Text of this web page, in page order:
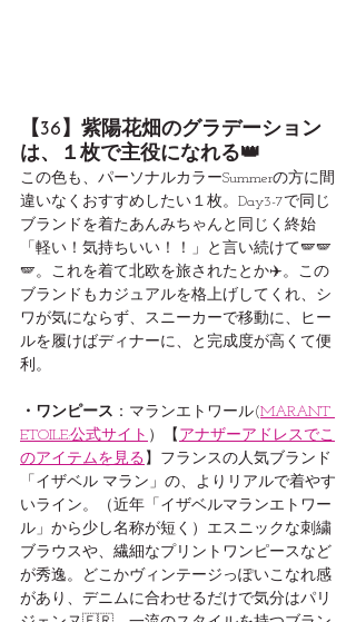
【36】紫陽花畑のグラデーション
は、１枚で主役になれる👑
この色も、パーソナルカラーSummerの方に間
違いなくおすすめしたい１枚。Day3-7で同じ
ブランドを着たあんみちゃんと同じく終始
「軽い！気持ちいい！！」と言い続けて🪽🪽
🪽。これを着て北欧を旅されたとか✈️。この
ブランドもカジュアルを格上げしてくれ、シ
ワが気にならず、スニーカーで移動に、ヒー
ルを履けばディナーに、と完成度が高くて便
利。
・ワンピース ：マランエトワール(MARANT
ETOILE:公式サイト ）【 アナザーアドレスでこ
のアイテムを見る 】フランスの人気ブランド
「イザベル マラン」の、よりリアルで着やす
いライン。（近年「イザベルマランエトワー
ル」から少し名称が短く）エスニックな刺繍
ブラウスや、繊細なプリントワンピースなど
が秀逸。どこかヴィンテージっぽいこなれ感
があり、デニムに合わせるだけで気分はパリ